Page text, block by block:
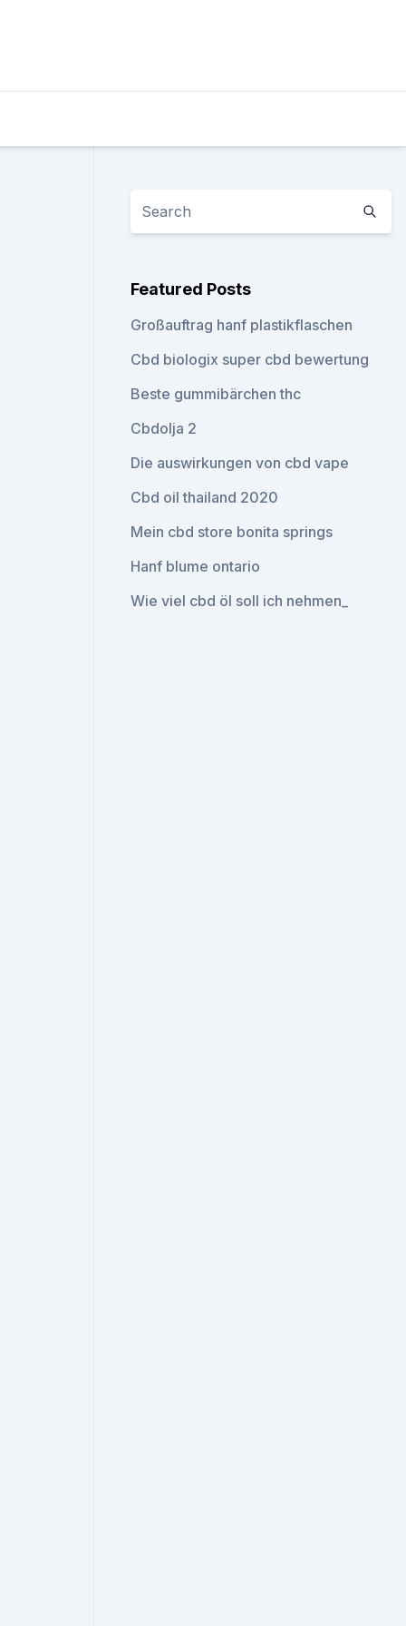
Featured Posts
Großauftrag hanf plastikflaschen
Cbd biologix super cbd bewertung
Beste gummibärchen thc
Cbdolja 2
Die auswirkungen von cbd vape
Cbd oil thailand 2020
Mein cbd store bonita springs
Hanf blume ontario
Wie viel cbd öl soll ich nehmen_